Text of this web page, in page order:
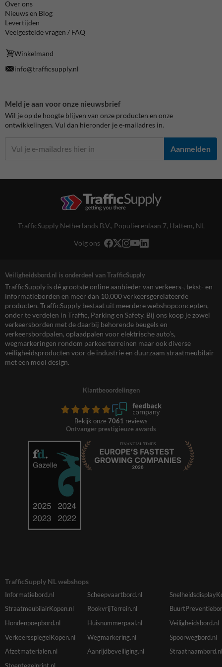
Over ons
Nieuws en Blog
Levertijden
Veelgestelde vragen / FAQ
Winkelmand
info@trafficsupply.nl
Meld je aan voor onze nieuwsbrief
Wil je op de hoogte blijven van onze producten en onze
ontwikkelingen. Vul dan hieronder je e-mailadres in.
Aanmelden
TrafficSupply Netherlands B.V., Populierenlaan 7, Hattem, NL
Volg ons
Veiligheidsbord.nl is onderdeel van TrafficSupply
TrafficSupply is dé grootste online aanbieder van verkeers-, tekst- en
informatieborden en meer dan 10.000 verkeersgerelateerde
producten. TrafficSupply bestaat uit meerdere webshopconcepten,
onder te verdelen in Traffic, Parking en Safety. Bij ons koop je zowel
verkeersborden met de daarbij behorende beugels en
verkeersbordpalen, oplaadpalen voor elektrische auto’s,
wegmarkeringen rondom parkeerterreinen maar ook diverse
veiligheidsproducten voor de industrie en duurzaam straatmeubilair
met een mooi design.
Klantbeoordelingen
Bekijk onze 7061 reviews
Ontvanger prestigieuze awards
TrafficSupply NL webshops
Informatiebord.nl Scheepvaartbord.nl
StraatmeubilairKopen.nl
RookvrijTerrein.nl
Hondenpoepbord.nl
Huisnummerpaal.nl
Veiligheidsbord.nl
VerkeersspiegelKopen.nl
Wegmarkering.nl
Spoorwegbord.nl
Afzetmaterialen.nl
Aanrijdbeveiliging.nl
Straatnaambord.nl
Stoeptegelprint.nl